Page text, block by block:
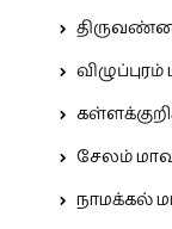
சேலம்
நாமக்கல்